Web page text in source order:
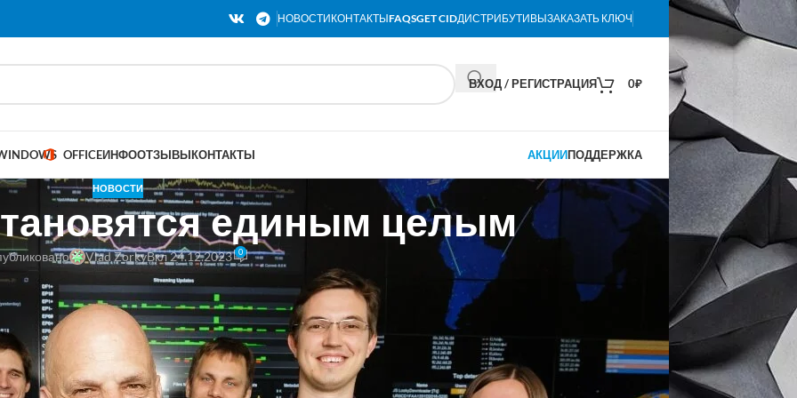
НОВОСТИКОНТАКТЫFAQSGET CIDДИСТРИБУТИВЫЗАКАЗАТЬ КЛЮЧ
ВХОД / РЕГИСТРАЦИЯ 0₽
OFFICEИНФООТЗЫВЫКОНТАКТЫ АКЦИИПОДДЕРЖКА
НОВОСТИ
единым целым
Vlad ZorkyВкл 24.12.2023 0
Avast Software, Винс Штеклер, объявляет о завершении приобретения контрольного пакета акций AVG
о наших планах по приобретению AVG Technologies. Сегодня с гордостью объявляю о завершении
пакета акций AVG. Таким образом, мы будем действовать как единое предприятие. Хочу
команду AVG, клиентов AVG, а также перевозчиков и партнеров по каналу, и с нетерпением